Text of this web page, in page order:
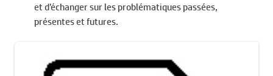
et d’échanger sur les problématiques passées,
présentes et futures.